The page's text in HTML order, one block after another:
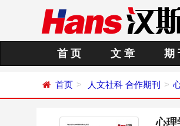
首 页 文 章 期
首页 人文社科 合作期刊
心理